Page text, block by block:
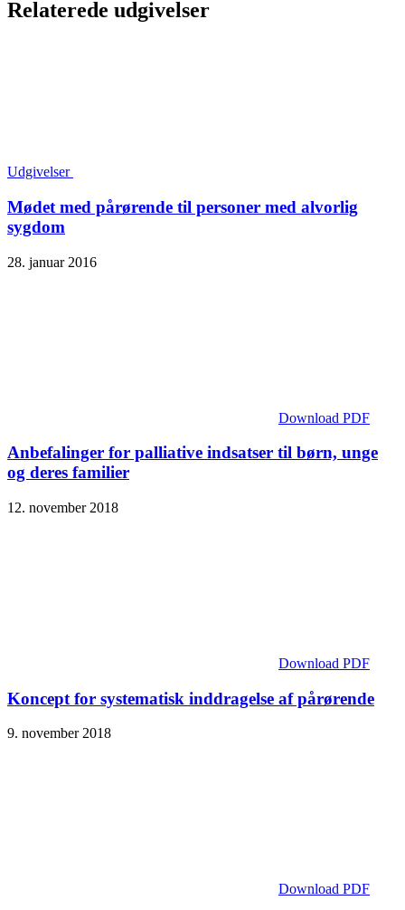
Relaterede udgivelser
Udgivelser
Mødet med pårørende til personer med alvorlig
sygdom
28. januar 2016
Download PDF
Anbefalinger for palliative indsatser til børn, unge
og deres familier
12. november 2018
Download PDF
Koncept for systematisk inddragelse af pårørende
9. november 2018
Download PDF